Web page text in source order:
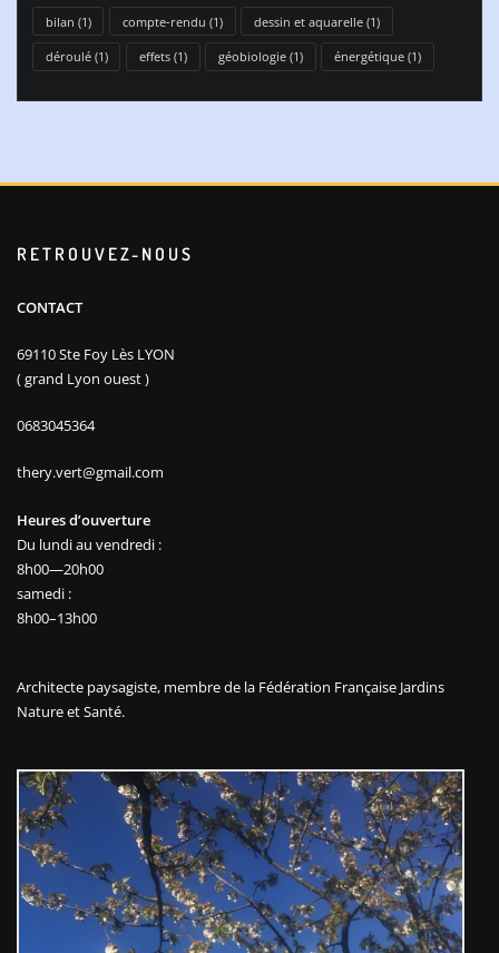
bilan (1) compte-rendu (1) dessin et aquarelle(1)
déroulé(1) effets(1) géobiologie(1) énergétique(1)
RETROUVEZ-NOUS
CONTACT
69110 Ste Foy Lès LYON
( grand Lyon ouest )
0683045364
thery.vert@gmail.com
Heures d’ouverture
Du lundi au vendredi :
8h00—20h00
samedi :
8h00–13h00
Architecte paysagiste, membre de la Fédération Française Jardins
Nature et Santé.